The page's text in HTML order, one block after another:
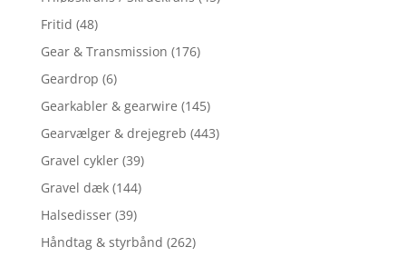
Fritid (48)
Gear & Transmission (176)
Geardrop (6)
Gearkabler & gearwire (145)
Gearvælger & drejegreb (443)
Gravel cykler (39)
Gravel dæk (144)
Halsedisser (39)
Håndtag & styrbånd (262)